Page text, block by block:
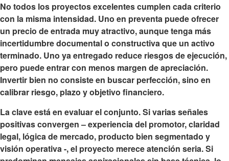
No todos los proyectos excelentes cumplen cada criterio
con la misma intensidad. Uno en preventa puede ofrecer
un precio de entrada muy atractivo, aunque tenga más
incertidumbre documental o constructiva que un activo
terminado. Uno ya entregado reduce riesgos de ejecución,
pero puede entrar con menos margen de apreciación.
Invertir bien no consiste en buscar perfección, sino en
calibrar riesgo, plazo y objetivo financiero.
La clave está en evaluar el conjunto. Si varias señales
positivas convergen – experiencia del promotor, claridad
legal, lógica de mercado, producto bien segmentado y
visión operativa -, el proyecto merece atención seria. Si